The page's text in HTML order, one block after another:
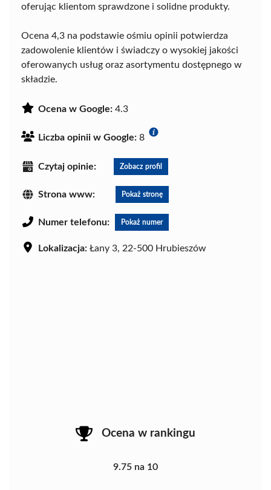
oferując klientom sprawdzone i solidne produkty.
Ocena 4,3 na podstawie ośmiu opinii potwierdza
zadowolenie klientów i świadczy o wysokiej jakości
oferowanych usług oraz asortymentu dostępnego w
składzie.
Ocena w Google: 4.3
Liczba opinii w Google: 8
Czytaj opinie: Zobacz profil
Strona www: Pokaż stronę
Numer telefonu: Pokaż numer
Lokalizacja: Łany 3, 22-500 Hrubieszów
Ocena w rankingu
9.75 na 10